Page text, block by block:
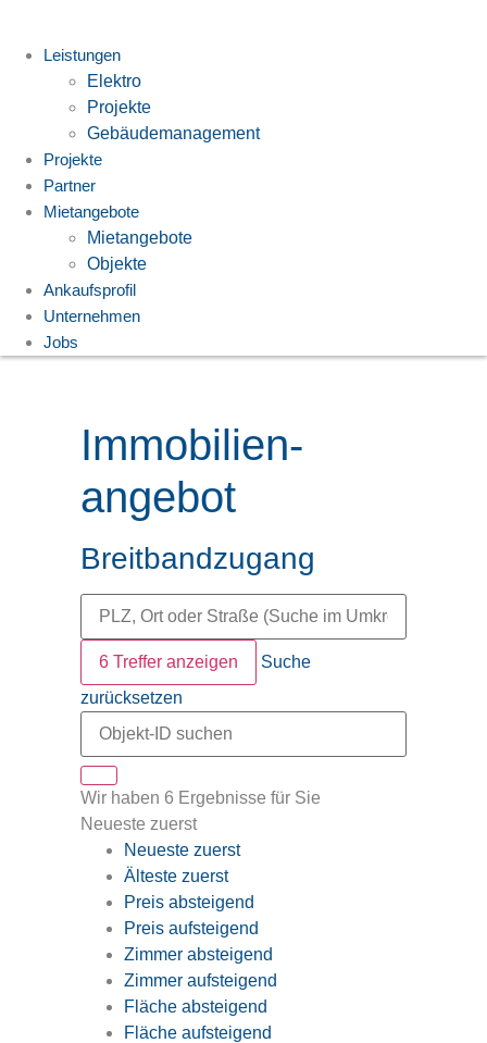
springenLeistungen
Elektro
Projekte
Gebäudemanagement
Projekte
Partner
Mietangebote
Mietangebote
Objekte
Ankaufsprofil
Unternehmen
Jobs
Immobilien­
angebot
Breitbandzugang
6 Treffer anzeigen
Suche
zurücksetzen
Wir haben 6 Ergebnisse für Sie
Neueste zuerst
Neueste zuerst
Älteste zuerst
Preis absteigend
Preis aufsteigend
Zimmer absteigend
Zimmer aufsteigend
Fläche absteigend
Fläche aufsteigend